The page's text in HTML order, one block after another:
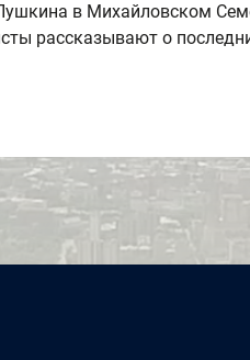
в Михайловском
рассказывают о